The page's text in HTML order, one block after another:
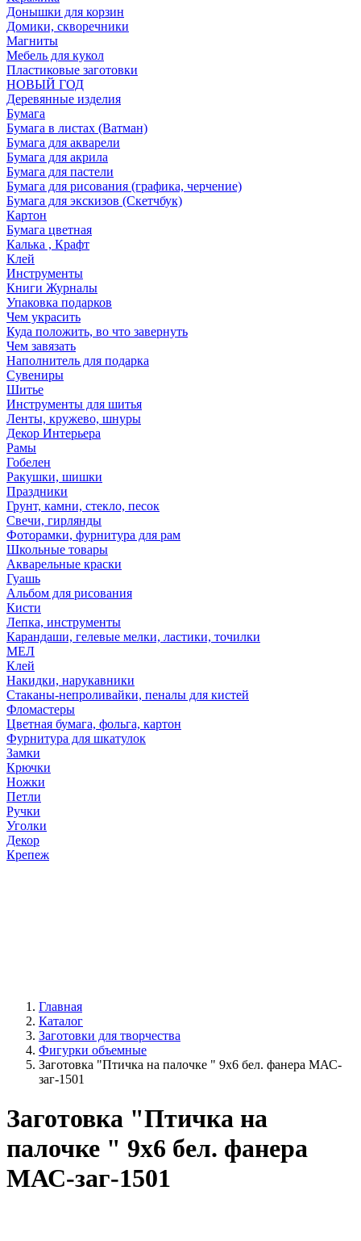
Донышки для корзин
Домики, скворечники
Магниты
Мебель для кукол
Пластиковые заготовки
НОВЫЙ ГОД
Деревянные изделия
Бумага
Бумага в листах (Ватман)
Бумага для акварели
Бумага для акрила
Бумага для пастели
Бумага для рисования (графика, черчение)
Бумага для экскизов (Скетчбук)
Картон
Бумага цветная
Калька , Крафт
Клей
Инструменты
Книги Журналы
Упаковка подарков
Чем украсить
Куда положить, во что завернуть
Чем завязать
Наполнитель для подарка
Сувениры
Шитье
Инструменты для шитья
Ленты, кружево, шнуры
Декор Интерьера
Рамы
Гобелен
Ракушки, шишки
Праздники
Грунт, камни, стекло, песок
Свечи, гирлянды
Фоторамки, фурнитура для рам
Школьные товары
Акварельные краски
Гуашь
Альбом для рисования
Кисти
Лепка, инструменты
Карандаши, гелевые мелки, ластики, точилки
МЕЛ
Клей
Накидки, нарукавники
Стаканы-непроливайки, пеналы для кистей
Фломастеры
Цветная бумага, фольга, картон
Фурнитура для шкатулок
Замки
Крючки
Ножки
Петли
Ручки
Уголки
Декор
Крепеж
Главная
Каталог
Заготовки для творчества
Фигурки объемные
Заготовка "Птичка на палочке " 9х6 бел. фанера МАС-
заг-1501
Заготовка "Птичка на
палочке " 9х6 бел. фанера
МАС-заг-1501